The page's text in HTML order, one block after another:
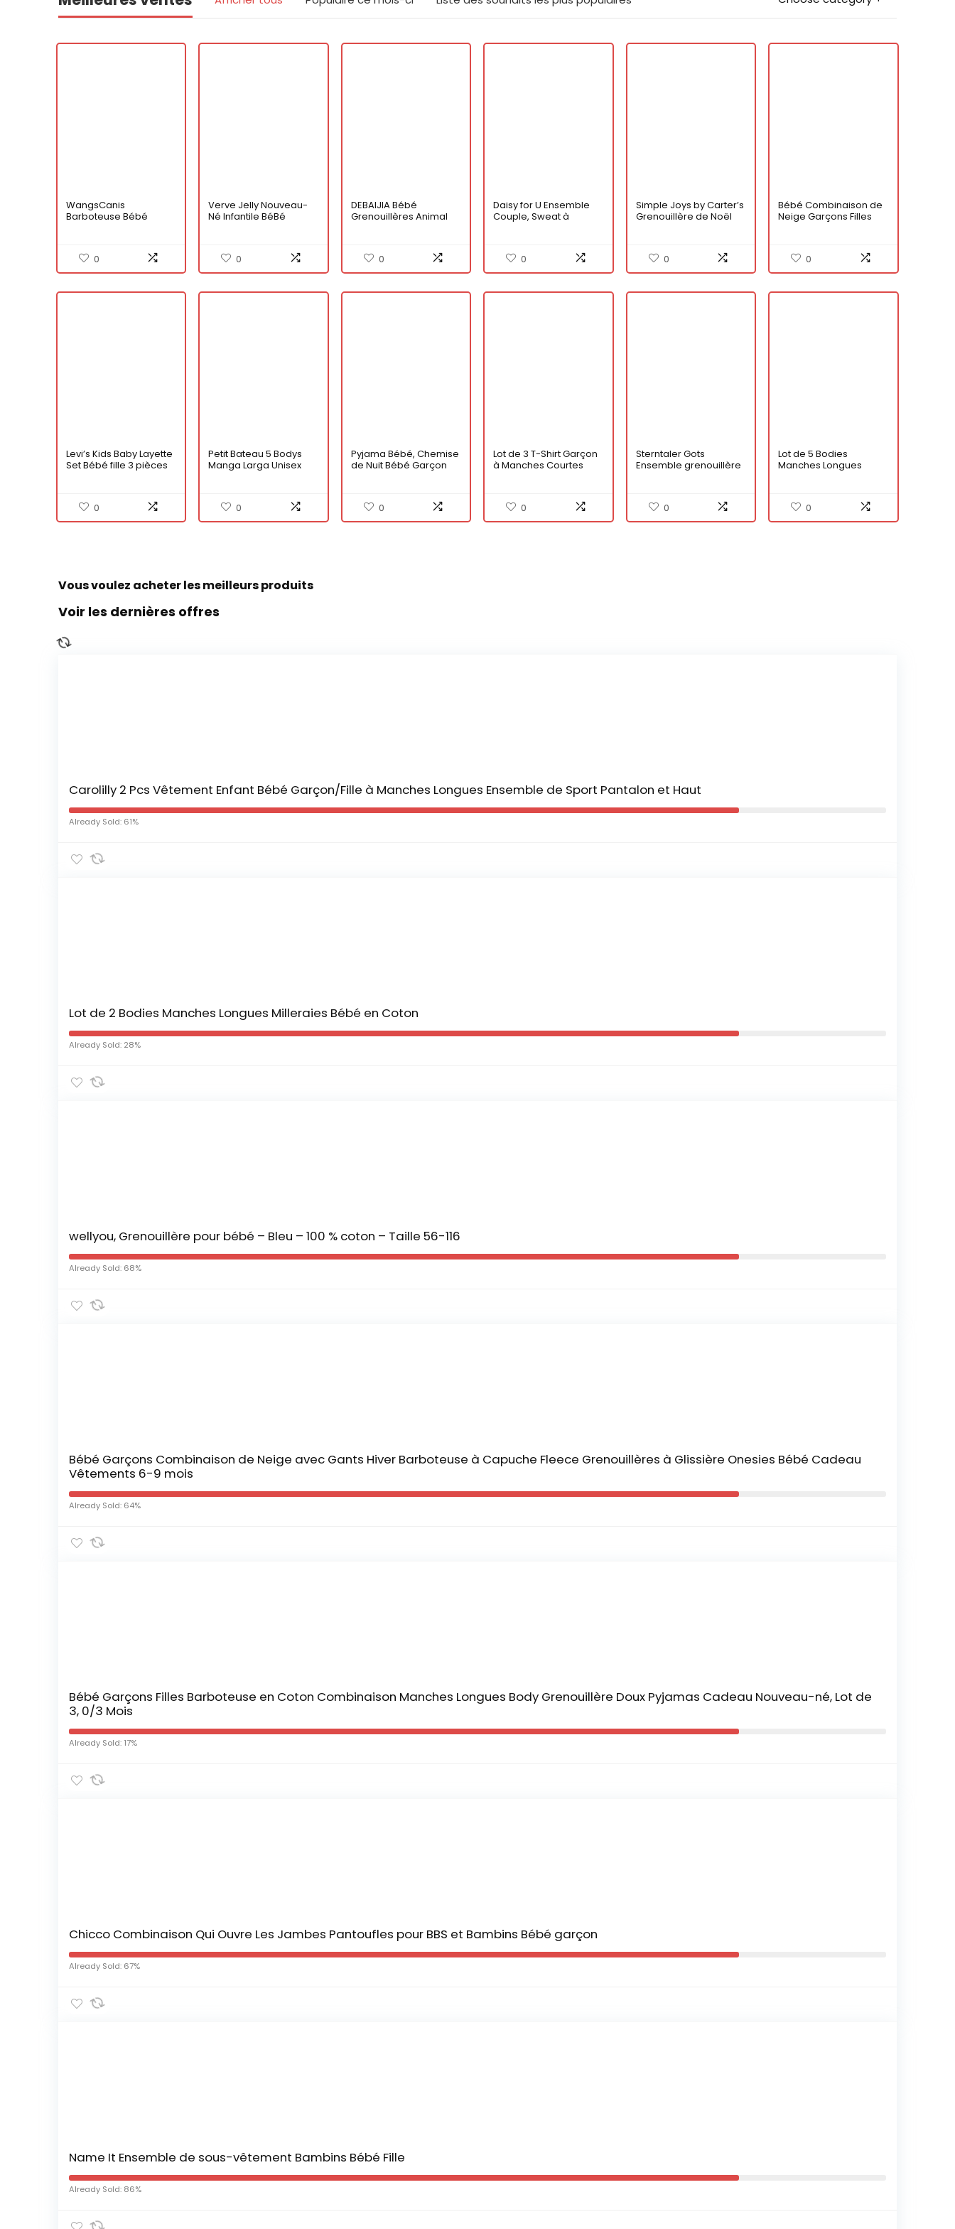
WangsCanis
Barboteuse Bébé
Manches Longues
Imprimé Lettres et Père
Noël + Bonnet à
0
Verve Jelly Nouveau-
Né Infantile BéBé
Combinaison Polaire
Fermeture éClair
Barboteuse Footie
Combinaison De Neige
0
DEBAIJIA Bébé
Grenouillères Animal
Barboteuse À Capuche
Mignon Garçon Fille
Pyjama
0
Daisy for U Ensemble
Couple, Sweat à
0
Simple Joys by Carter’s
Grenouillère de Noël
0
Bébé Combinaison de
Neige Garçons Filles
Manches Longues Ours
Bleu 12-18 Mois
0
Levi’s Kids Baby Layette
Set Bébé fille 3 pièces
0
Petit Bateau 5 Bodys
Manga Larga Unisex
0
Pyjama Bébé, Chemise
de Nuit Bébé Garçon
bébé, Manche Longue,
Coton0
Lot de 3 T-Shirt Garçon
à Manches Courtes
0
Sterntaler Gots
Ensemble grenouillère
0
Lot de 5 Bodies
Manches Longues
0
Vous voulez acheter les meilleurs produits
Voir les dernières offres
Carolilly 2 Pcs Vêtement Enfant Bébé Garçon/Fille à Manches Longues Ensemble de Sport Pantalon et Haut
Already Sold: 61%
Lot de 2 Bodies Manches Longues Milleraies Bébé en Coton
Already Sold: 28%
wellyou, Grenouillère pour bébé – Bleu – 100 % coton – Taille 56-116
Already Sold: 68%
Bébé Garçons Combinaison de Neige avec Gants Hiver Barboteuse à Capuche Fleece Grenouillères à Glissière Onesies Bébé Cadeau
Vêtements 6-9 mois
Already Sold: 64%
Bébé Garçons Filles Barboteuse en Coton Combinaison Manches Longues Body Grenouillère Doux Pyjamas Cadeau Nouveau-né, Lot de
3, 0/3 Mois
Already Sold: 17%
Chicco Combinaison Qui Ouvre Les Jambes Pantoufles pour BBS et Bambins Bébé garçon
Already Sold: 67%
Name It Ensemble de sous-vêtement Bambins Bébé Fille
Already Sold: 86%